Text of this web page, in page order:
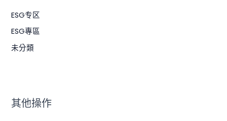
ESG专区
ESG專區
未分類
其他操作